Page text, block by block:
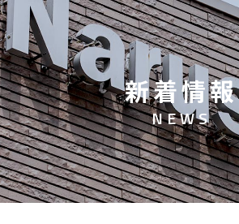
新着情報
NEWS